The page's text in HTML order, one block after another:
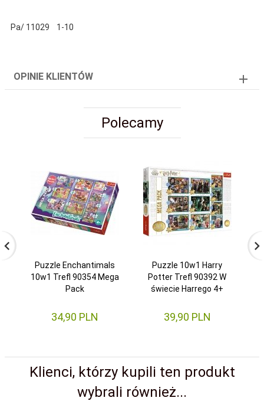
Pa/ 11029 1-10
OPINIE KLIENTÓW
Polecamy
Puzzle Enchantimals
10w1 Trefl 90354 Mega
Pack
34,90 PLN
Puzzle 10w1 Harry
Potter Trefl 90392 W
świecie Harrego 4+
39,90 PLN
Klienci, którzy kupili ten produkt
wybrali również...